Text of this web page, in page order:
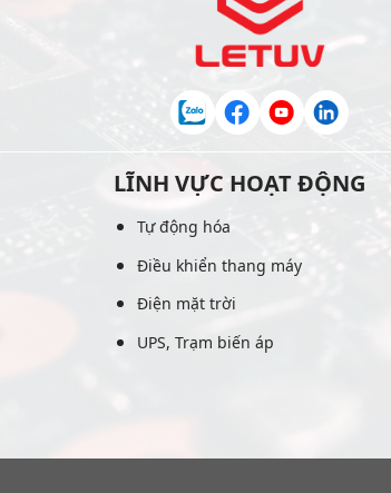
LĨNH VỰC HOẠT ĐỘNG
Tự động hóa
Điều khiển thang máy
Điện mặt trời
UPS, Trạm biến áp